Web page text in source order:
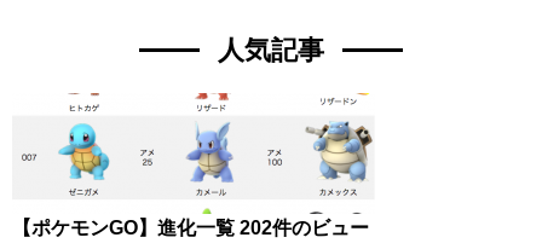
人気記事
【ポケモンGO】進化一覧 202件のビュー